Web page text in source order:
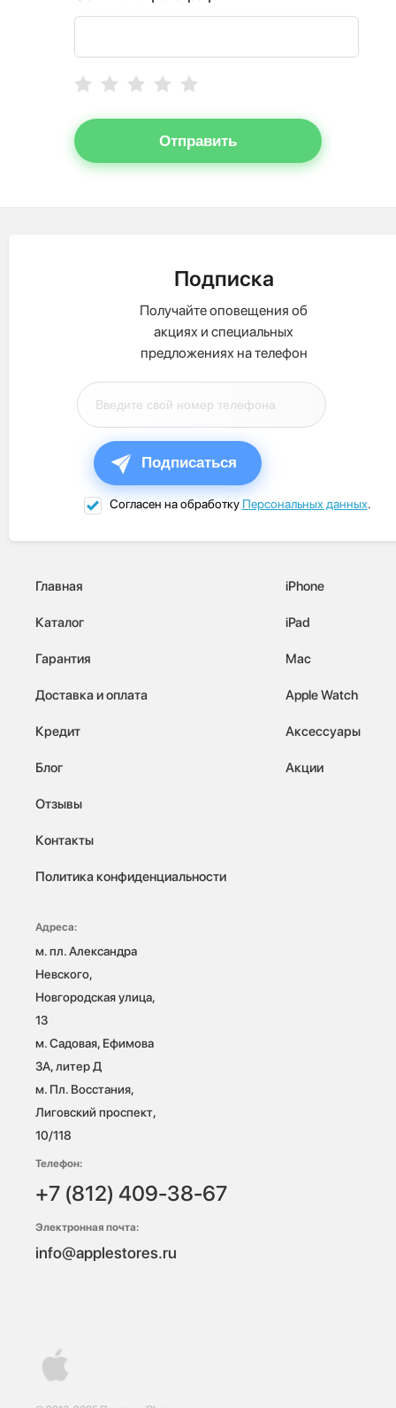
Отправить
Подписка
Получайте оповещения об
акциях и специальных
предложениях на телефон
Подписаться
Согласен на обработку Персональных данных.
Главная
Каталог
Гарантия
Доставка и оплата
Кредит
Блог
Отзывы
Контакты
Политика конфиденциальности
iPhone
iPad
Mac
Apple Watch
Аксессуары
Акции
Адреса:
м. пл. Александра
Невского,
Новгородская улица,
13
м. Садовая, Ефимова
3А, литер Д
м. Пл. Восстания,
Лиговский проспект,
10/118
Телефон:
+7 (812) 409-38-67
Электронная почта:
info@applestores.ru